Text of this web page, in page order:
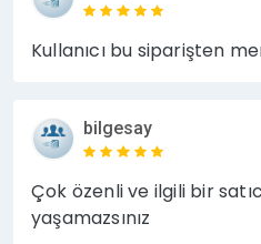
Kullanıcı bu siparişten
bilgesay
Çok özenli ve ilgili bir
yaşamazsınız